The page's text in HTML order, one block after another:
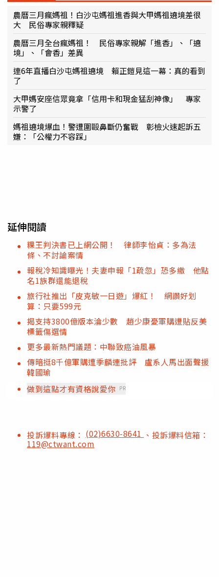
農曆三月瘋媽祖！白沙屯媽祖進香與大甲媽祖遶境差很
大 民俗專家親釋疑
農曆三月全台瘋媽祖！ 民俗專家親解「進香」、「遶
境」、「會香」差異
連6年直播白沙屯媽祖遶境 賴正鎧見這一幕：真的看到
了
大甲媽安座信眾竟拿「信用卡和現金猛刮神像」 專家
示警了
媽祖遶境爆血！警遭圍毆鼻斷仍奮戰 彰檢火速起訴五
嫌：「公權力不容踩」
延伸閱讀
粿王判決書已上網公開！ 律師李怡貞：多為法
條、不討論案情
報稅冷知識曝光！夫妻申報「1疏忽」恐多繳 他點
名1族群還能退稅
旅行社推出「皮克敏一日遊」爆紅！ 網讚好划
算：只要599元
揭支持3800億版本淪少數 趙少康憂軍購遭貼反美
標籤傷選情
更多最新熱門議題：中聯致癌油風暴
傳暗挺8千億軍購遭季麟連批評 盧系人馬出面聲援
韓國瑜
做到這點才有資格說愛你 PR
投訴爆料專線： (02)6630-8641 、投訴爆料信箱：
119@ctwant.com